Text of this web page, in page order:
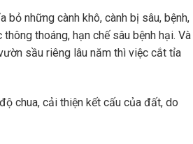
bỏ những cành khô, cành bị sâu, bệnh,
thoáng, hạn chế sâu bệnh hại. Và
sầu riêng lâu năm thì việc cắt tỉa
chua, cải thiện kết cấu của đất, do